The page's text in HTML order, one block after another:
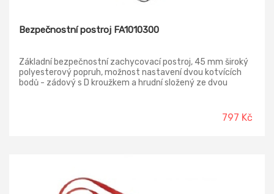
Bezpečnostní postroj FA1010300
Základní bezpečnostní zachycovací postroj, 45 mm široký
polyesterový popruh, možnost nastavení dvou kotvících
bodů - zádový s D kroužkem a hrudní složený ze dvou
797 Kč